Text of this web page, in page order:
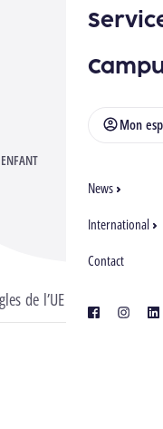
Mon
News
International
Contact
facebook
Fermer la recherche
de l’UE